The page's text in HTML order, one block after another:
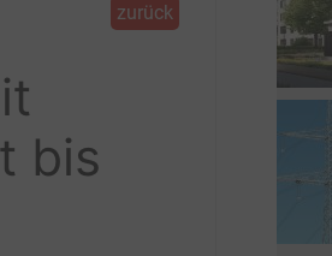
zurück
bis